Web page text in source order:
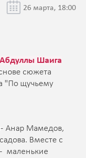
26 марта, 18:00
Шаига
сюжета
"По щучьему
- Анар Мамедов,
Вместе с
маленькие